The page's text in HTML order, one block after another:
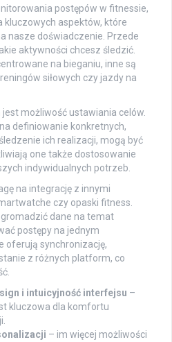
postępów w fitnessie,
aspektów, które
nasze doświadczenie. Przede
aktywności chcesz śledzić.
na bieganiu, inne są
siłowych czy jazdy na
możliwość ustawiania celów.
definiowanie konkretnych,
ich realizacji, mogą być
one także dostosowanie
indywidualnych potrzeb.
na integrację z innymi
czy opaski fitness.
dane na temat
postępy na jednym
oferują synchronizację,
z różnych platform, co
i intuicyjność interfejsu –
kluczowa dla komfortu
– im więcej możliwości